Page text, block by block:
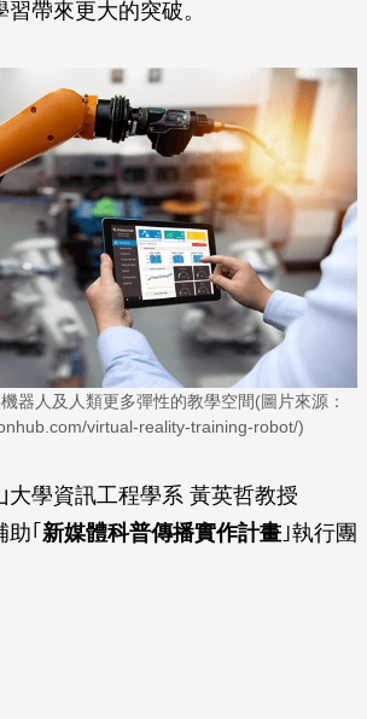
帶來更大的突破。
器人及人類更多彈性的教學空間(圖片來源：
virtual-reality-training-robot/)
大學資訊工程學系 黃英哲教授
助｢ 新媒體科普傳播實作計畫 ｣執行團